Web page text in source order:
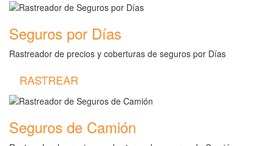
Seguros por Días
Rastreador de precios y coberturas de seguros por Días
RASTREAR
Seguros de Camión